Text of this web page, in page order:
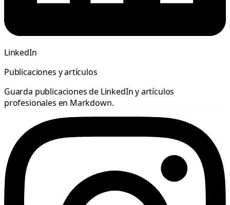
LinkedIn
Publicaciones y artículos
Guarda publicaciones de LinkedIn y artículos
profesionales en Markdown.